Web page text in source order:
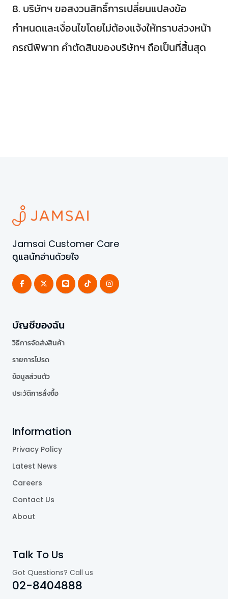
8. บริษัทฯ ขอสงวนสิทธิ์การเปลี่ยนแปลงข้อ
กำหนดและเงื่อนไขโดยไม่ต้องแจ้งให้ทราบล่วงหน้า
กรณีพิพาท คำตัดสินของบริษัทฯ ถือเป็นที่สิ้นสุด
Jamsai Customer Care
ดูแลนักอ่านด้วยใจ
บัญชีของฉัน
วิธีการจัดส่งสินค้า
รายการโปรด
ข้อมูลส่วนตัว
ประวัติการสั่งซื้อ
Information
Privacy Policy
Latest News
Careers
Contact Us
About
Talk To Us
Got Questions? Call us
02-8404888